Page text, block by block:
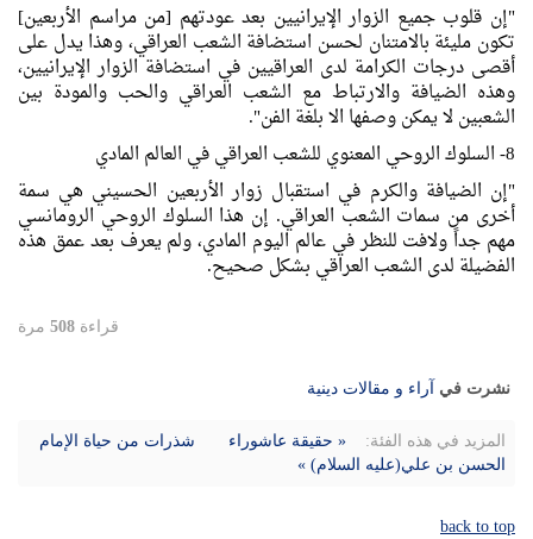
"إن قلوب جميع الزوار الإيرانيين بعد عودتهم [من مراسم الأربعين]
تكون مليئة بالامتنان لحسن استضافة الشعب العراقي، وهذا يدل على
أقصى درجات الكرامة لدى العراقيين في استضافة الزوار الإيرانيين،
وهذه الضيافة والارتباط مع الشعب العراقي والحب والمودة بين
الشعبين لا يمكن وصفها الا بلغة الفن".
8- السلوك الروحي المعنوي للشعب العراقي في العالم المادي
"إن الضيافة والكرم في استقبال زوار الأربعين الحسيني هي سمة
أخرى من سمات الشعب العراقي. إن هذا السلوك الروحي الرومانسي
مهم جداً ولافت للنظر في عالم اليوم المادي، ولم يعرف بعد عمق هذه
الفضيلة لدى الشعب العراقي بشكل صحيح.
قراءة 508 مرة
نشرت في آراء و مقالات دينية
المزيد في هذه الفئة: « حقيقة عاشوراء
شذرات من حياة الإمام
الحسن بن علي(عليه السلام) »
back to top